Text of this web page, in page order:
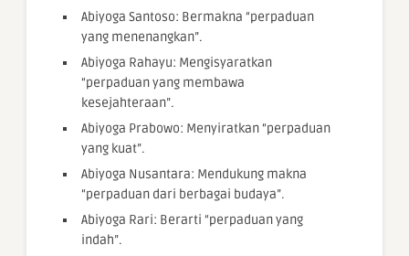
Abiyoga Santoso: Bermakna “perpaduan
yang menenangkan”.
Abiyoga Rahayu: Mengisyaratkan
“perpaduan yang membawa
kesejahteraan”.
Abiyoga Prabowo: Menyiratkan “perpaduan
yang kuat”.
Abiyoga Nusantara: Mendukung makna
“perpaduan dari berbagai budaya”.
Abiyoga Rari: Berarti “perpaduan yang
indah”.